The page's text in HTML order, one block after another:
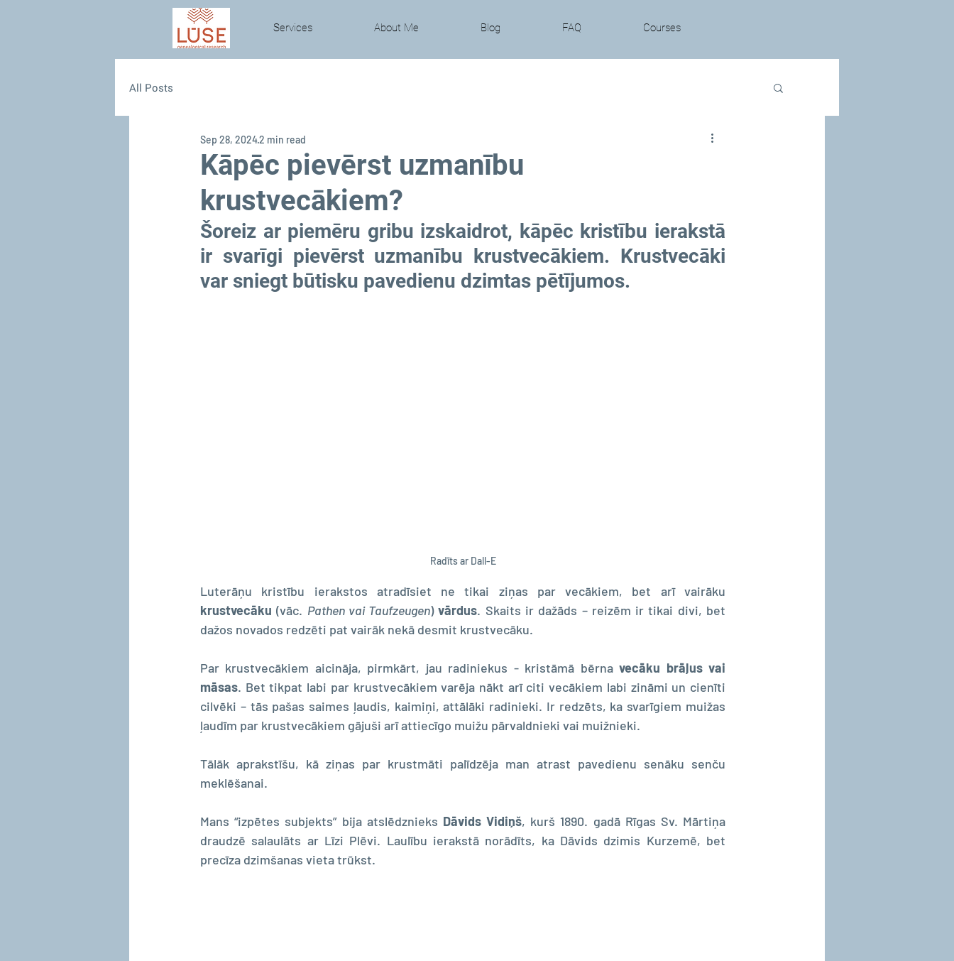
Services About Me Blog FAQ Courses
All Posts
Kāpēc pievērst uzmanību
krustvecākiem?
Sep 28, 20242 min read
Šoreiz ar piemēru gribu izskaidrot, kāpēc kristību ierakstā
ir svarīgi pievērst uzmanību krustvecākiem. Krustvecāki
var sniegt būtisku pavedienu dzimtas pētījumos.
Radīts ar Dall-E
krustvecāku (vāc. Pathen vai Taufzeugen) vārdus. Skaits ir dažāds – reizēm ir tikai divi, bet
dažos novados redzēti pat vairāk nekā desmit krustvecāku.
Par krustvecākiem aicināja, pirmkārt, jau radiniekus - kristāmā bērna vecāku brāļus vai
māsas. Bet tikpat labi par krustvecākiem varēja nākt arī citi vecākiem labi zināmi un cienīti
cilvēki – tās pašas saimes ļaudis, kaimiņi, attālāki radinieki. Ir redzēts, ka svarīgiem muižas
ļaudīm par krustvecākiem gājuši arī attiecīgo muižu pārvaldnieki vai muižnieki.
Tālāk aprakstīšu, kā ziņas par krustmāti palīdzēja man atrast pavedienu senāku senču
meklēšanai.
Mans “izpētes subjekts” bija atslēdznieks Dāvids Vidiņš, kurš 1890. gadā Rīgas Sv. Mārtiņa
draudzē salaulāts ar Līzi Plēvi. Laulību ierakstā norādīts, ka Dāvids dzimis Kurzemē, bet
precīza dzimšanas vieta trūkst.